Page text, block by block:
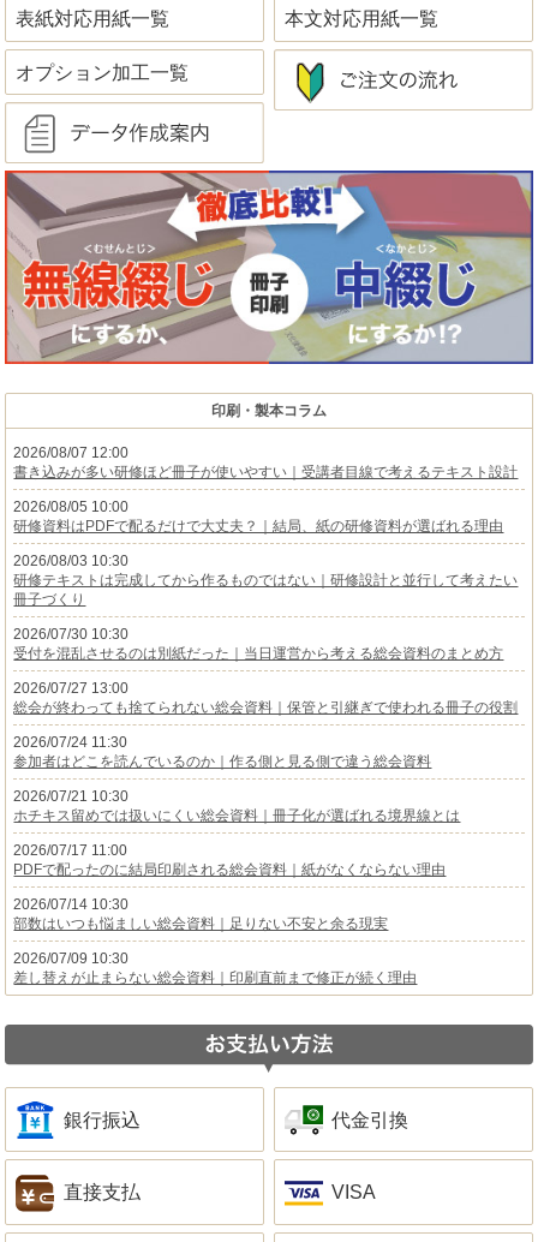
表紙対応用紙一覧 本文対応用紙一覧
オプション加工一覧
印刷・製本コラム
2026/08/07 12:00
書き込みが多い研修ほど冊子が使いやすい｜受講者目線で考えるテキスト設計
2026/08/05 10:00
研修資料はPDFで配るだけで大丈夫？｜結局、紙の研修資料が選ばれる理由
2026/08/03 10:30
研修テキストは完成してから作るものではない｜研修設計と並行して考えたい
冊子づくり
2026/07/30 10:30
受付を混乱させるのは別紙だった｜当日運営から考える総会資料のまとめ方
2026/07/27 13:00
総会が終わっても捨てられない総会資料｜保管と引継ぎで使われる冊子の役割
2026/07/24 11:30
参加者はどこを読んでいるのか｜作る側と見る側で違う総会資料
2026/07/21 10:30
ホチキス留めでは扱いにくい総会資料｜冊子化が選ばれる境界線とは
2026/07/17 11:00
PDFで配ったのに結局印刷される総会資料｜紙がなくならない理由
2026/07/14 10:30
部数はいつも悩ましい総会資料｜足りない不安と余る現実
2026/07/09 10:30
差し替えが止まらない総会資料｜印刷直前まで修正が続く理由
銀行振込 代金引換
直接支払 VISA